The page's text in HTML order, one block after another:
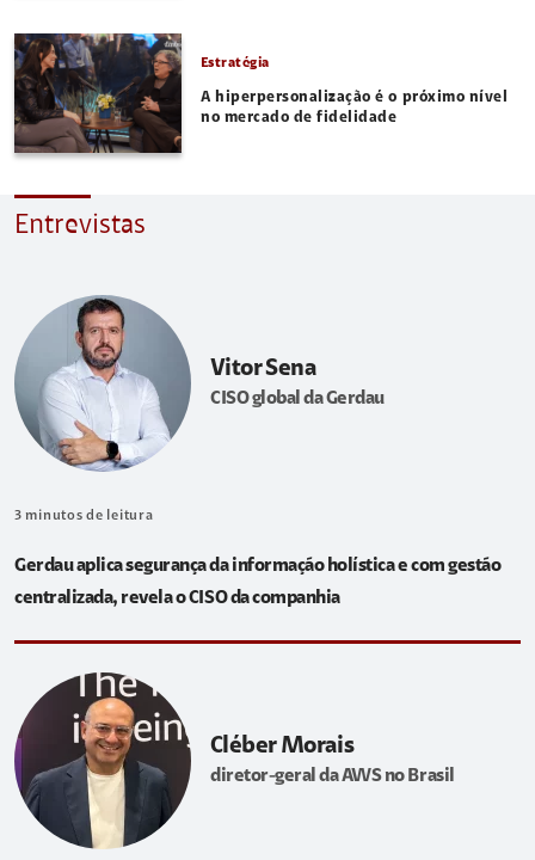
Estratégia
A hiperpersonalização é o próximo nível
no mercado de fidelidade
Entrevistas
Vitor Sena
CISO global da Gerdau
3 minutos de leitura
Gerdau aplica segurança da informação holística e com gestão
centralizada, revela o CISO da companhia
Cléber Morais
diretor-geral da AWS no Brasil